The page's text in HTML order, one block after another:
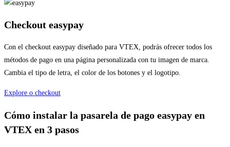
Checkout easypay​
Con el checkout easypay diseñado para VTEX, podrás ofrecer todos los
métodos de pago en una página personalizada con tu imagen de marca.
Cambia el tipo de letra, el color de los botones y el logotipo.
Explore o checkout
Cómo instalar la pasarela de pago easypay en
VTEX en 3 pasos